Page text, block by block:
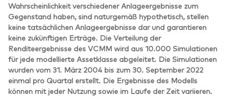
Wahrscheinlichkeit verschiedener Anlageergebnisse zum
Gegenstand haben, sind naturgemäß hypothetisch, stellen
keine tatsächlichen Anlageergebnisse dar und garantieren
keine zukünftigen Erträge. Die Verteilung der
Renditeergebnisse des VCMM wird aus 10.000 Simulationen
für jede modellierte Assetklasse abgeleitet. Die Simulationen
wurden vom 31. März 2004 bis zum 30. September 2022
einmal pro Quartal erstellt. Die Ergebnisse des Modells
können mit jeder Nutzung sowie im Laufe der Zeit variieren.